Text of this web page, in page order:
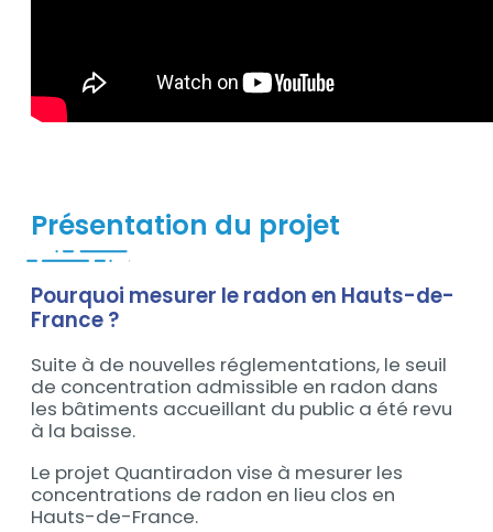
Présentation du projet
Contenu
Pourquoi mesurer le radon en Hauts-de-
France ?
Suite à de nouvelles réglementations, le seuil
de concentration admissible en radon dans
les bâtiments accueillant du public a été revu
à la baisse.
Le projet Quantiradon vise à mesurer les
concentrations de radon en lieu clos en
Hauts-de-France.